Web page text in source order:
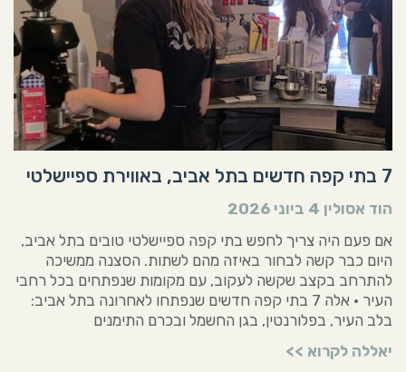
7 בתי קפה חדשים בתל אביב, באווירת ספיישלטי
הוד אסולין 4 ביוני 2026
אם פעם היה צריך לחפש בתי קפה ספיישלטי טובים בתל אביב,
היום כבר קשה לבחור באיזה מהם לשתות. הסצנה ממשיכה
להתרחב בקצב שקשה לעקוב, עם מקומות שנפתחים בכל רחבי
העיר • אלה 7 בתי קפה חדשים שנפתחו לאחרונה בתל אביב:
בלב העיר, בפלורנטין, בגן החשמל ובכרם התימנים
יאללה לקרוא >>